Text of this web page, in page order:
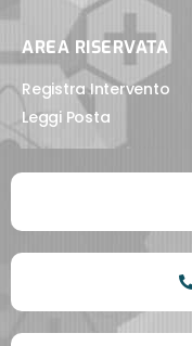
AREA RISERVATA
Registra Intervento
Leggi Posta